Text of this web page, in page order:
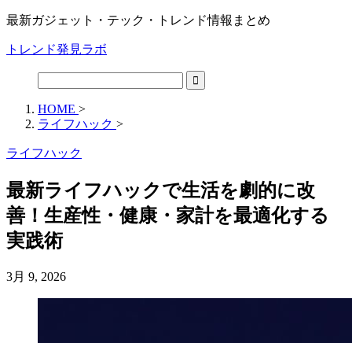
最新ガジェット・テック・トレンド情報まとめ
トレンド発見ラボ
HOME >
ライフハック >
ライフハック
最新ライフハックで生活を劇的に改
善！生産性・健康・家計を最適化する
実践術
3月 9, 2026